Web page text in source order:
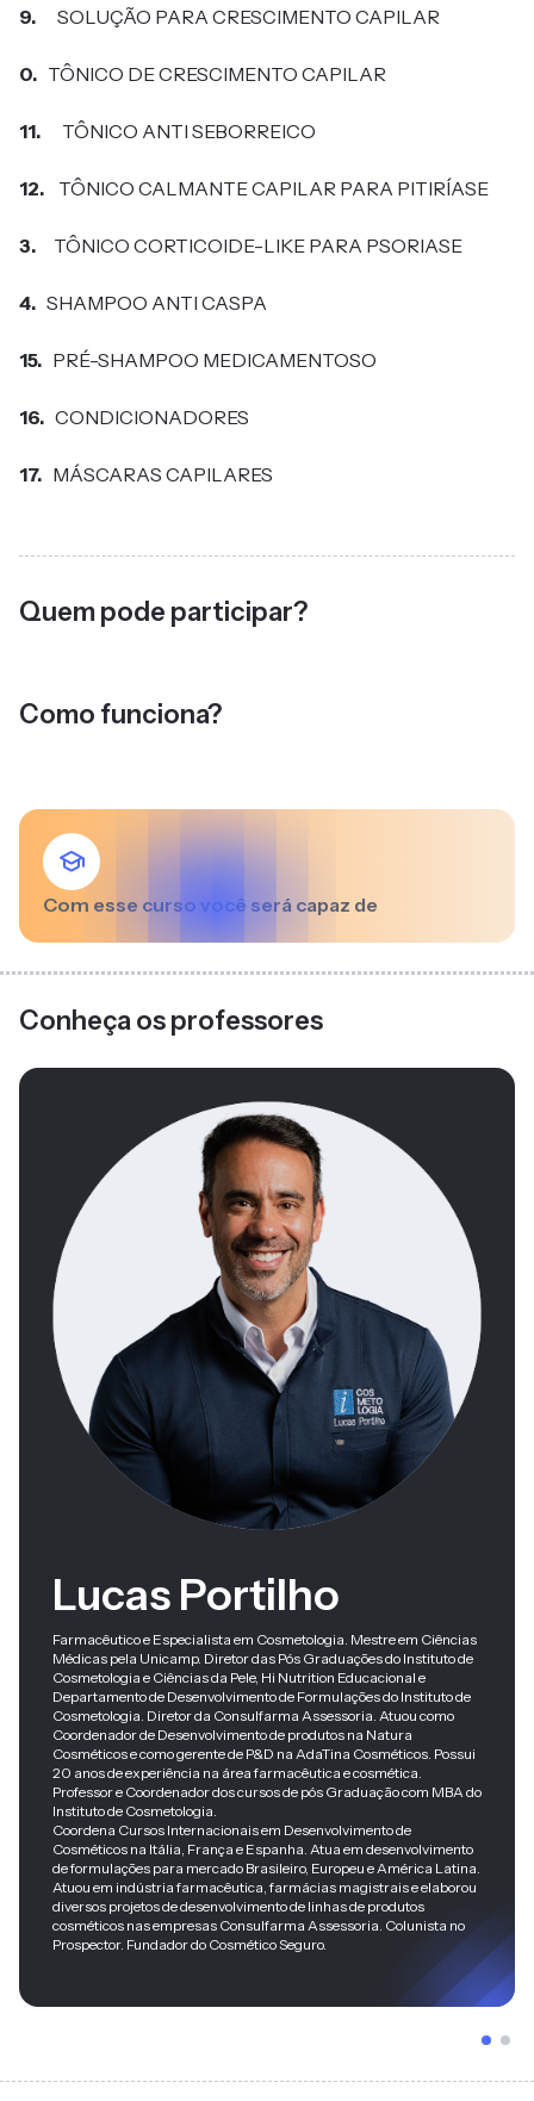
9. SOLUÇÃO PARA CRESCIMENTO CAPILAR
0. TÔNICO DE CRESCIMENTO CAPILAR
11. TÔNICO ANTI SEBORREICO
12. TÔNICO CALMANTE CAPILAR PARA PITIRÍASE
3. TÔNICO CORTICOIDE-LIKE PARA PSORIASE
4. SHAMPOO ANTI CASPA
15. PRÉ-SHAMPOO MEDICAMENTOSO
16. CONDICIONADORES
17. MÁSCARAS CAPILARES
Quem pode participar?
Como funciona?
Com esse curso você será capaz de
Conheça os professores
Lucas Portilho
Farmacêutico e Especialista em Cosmetologia. Mestre em Ciências
Médicas pela Unicamp. Diretor das Pós Graduações do Instituto de
Cosmetologia e Ciências da Pele, Hi Nutrition Educacional e
Departamento de Desenvolvimento de Formulações do Instituto de
Cosmetologia. Diretor da Consulfarma Assessoria. Atuou como
Coordenador de Desenvolvimento de produtos na Natura
Cosméticos e como gerente de P&D na AdaTina Cosméticos. Possui
20 anos de experiência na área farmacêutica e cosmética.
Professor e Coordenador dos cursos de pós Graduação com MBA do
Instituto de Cosmetologia.
Coordena Cursos Internacionais em Desenvolvimento de
Cosméticos na Itália, França e Espanha. Atua em desenvolvimento
de formulações para mercado Brasileiro, Europeu e América Latina.
Atuou em indústria farmacêutica, farmácias magistrais e elaborou
diversos projetos de desenvolvimento de linhas de produtos
cosméticos nas empresas Consulfarma Assessoria.​ Colunista no
Prospector. Fundador do Cosmético Seguro.